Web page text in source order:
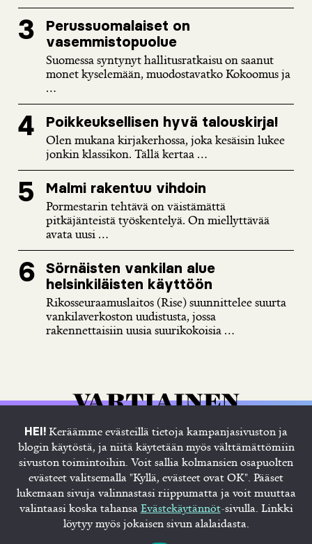
Perussuomalaiset on
vasemmistopuolue
Suomessa syntynyt hallitusratkaisu on saanut
monet kyselemään, muodostavatko Kokoomus ja
...
Poikkeuksellisen hyvä talouskirja!
Olen mukana kirjakerhossa, joka kesäisin lukee
jonkin klassikon. Tällä kertaa ...
Malmi rakentuu vihdoin
Pormestarin tehtävä on väistämättä
pitkäjänteistä työskentelyä. On miellyttävää
avata uusi ...
Sörnäisten vankilan alue
helsinkiläisten käyttöön
Rikosseuraamuslaitos (Rise) suunnittelee suurta
vankilaverkoston uudistusta, jossa
rakennettaisiin uusia suurikokoisia ...
Etusivu Juhana Blogi Tietosuojaseloste
Evästekäytännöt
HEI! Keräämme evästeillä tietoja kampanjasivuston ja
blogin käytöstä, ja niitä käytetään myös välttämättömiin
sivuston toimintoihin. Voit sallia kolmansien osapuolten
evästeet valitsemalla "Kyllä, evästeet ovat OK". Pääset
lukemaan sivuja valinnastasi riippumatta ja voit muuttaa
valintaasi koska tahansaEvästekäytännöt-sivulla. Linkki
löytyy myös jokaisen sivun alalaidasta.